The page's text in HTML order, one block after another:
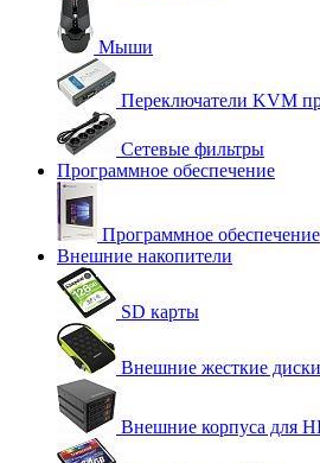
Мыши
Переключатели KVM
Сетевые фильтры
Программное обеспечение
Программное обеспечение
Внешние накопители
SD карты
Внешние жесткие диски
Внешние корпуса для